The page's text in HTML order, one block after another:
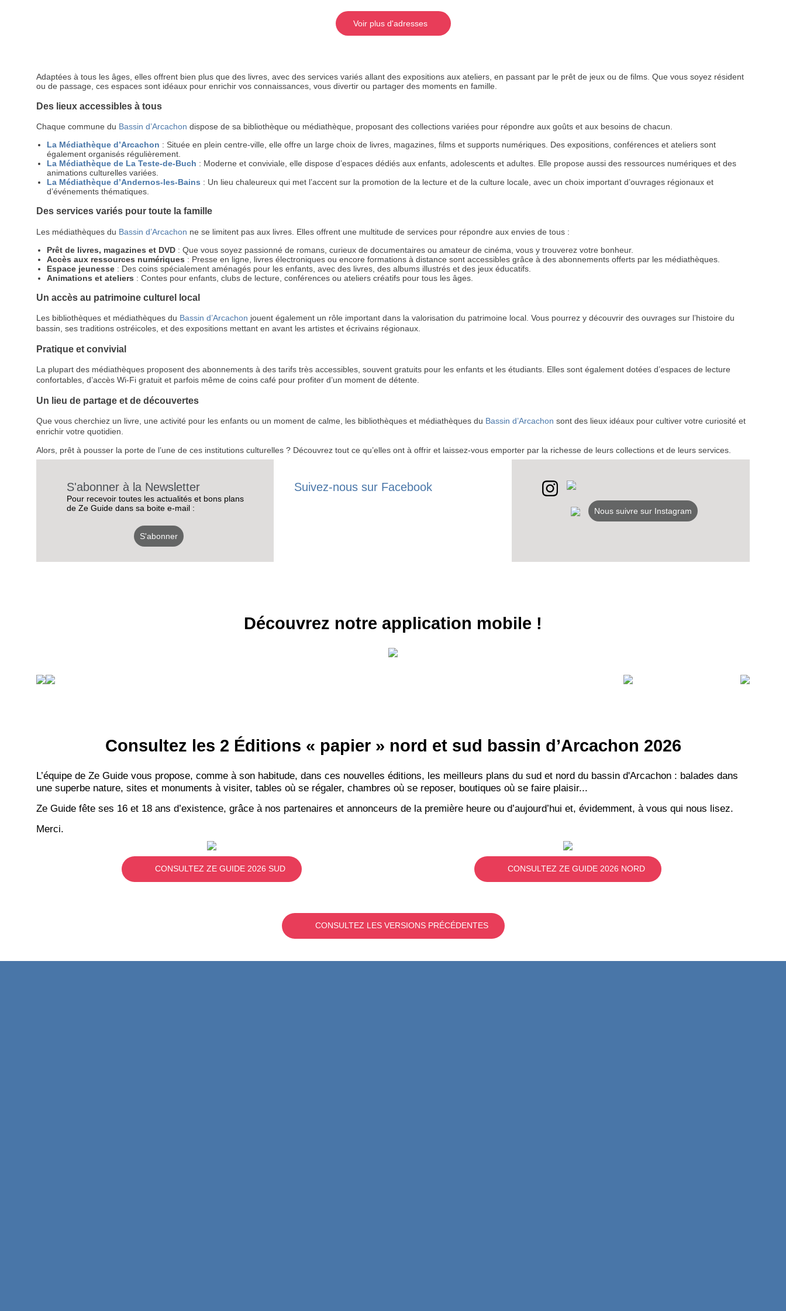
LES
INSCRIPTION NEWSLETTER
S'ABONNER
Voir plus d'adresses
Adaptées à tous les âges, elles offrent bien plus que des livres, avec des services variés allant des expositions aux ateliers, en passant par le prêt de jeux ou de films. Que vous soyez résident
ou de passage, ces espaces sont idéaux pour enrichir vos connaissances, vous divertir ou partager des moments en famille.
Des lieux accessibles à tous
Chaque commune du Bassin d’Arcachon dispose de sa bibliothèque ou médiathèque, proposant des collections variées pour répondre aux goûts et aux besoins de chacun.
La Médiathèque d’Arcachon : Située en plein centre-ville, elle offre un large choix de livres, magazines, films et supports numériques. Des expositions, conférences et ateliers sont
également organisés régulièrement.
La Médiathèque de La Teste-de-Buch : Moderne et conviviale, elle dispose d’espaces dédiés aux enfants, adolescents et adultes. Elle propose aussi des ressources numériques et des
animations culturelles variées.
La Médiathèque d’Andernos-les-Bains : Un lieu chaleureux qui met l’accent sur la promotion de la lecture et de la culture locale, avec un choix important d’ouvrages régionaux et
d’événements thématiques.
Des services variés pour toute la famille
Les médiathèques du Bassin d’Arcachon ne se limitent pas aux livres. Elles offrent une multitude de services pour répondre aux envies de tous :
Prêt de livres, magazines et DVD : Que vous soyez passionné de romans, curieux de documentaires ou amateur de cinéma, vous y trouverez votre bonheur.
Accès aux ressources numériques : Presse en ligne, livres électroniques ou encore formations à distance sont accessibles grâce à des abonnements offerts par les médiathèques.
Espace jeunesse : Des coins spécialement aménagés pour les enfants, avec des livres, des albums illustrés et des jeux éducatifs.
Animations et ateliers : Contes pour enfants, clubs de lecture, conférences ou ateliers créatifs pour tous les âges.
Un accès au patrimoine culturel local
Les bibliothèques et médiathèques du Bassin d’Arcachon jouent également un rôle important dans la valorisation du patrimoine local. Vous pourrez y découvrir des ouvrages sur l’histoire du
bassin, ses traditions ostréicoles, et des expositions mettant en avant les artistes et écrivains régionaux.
Pratique et convivial
La plupart des médiathèques proposent des abonnements à des tarifs très accessibles, souvent gratuits pour les enfants et les étudiants. Elles sont également dotées d’espaces de lecture
confortables, d’accès Wi-Fi gratuit et parfois même de coins café pour profiter d’un moment de détente.
Un lieu de partage et de découvertes
Que vous cherchiez un livre, une activité pour les enfants ou un moment de calme, les bibliothèques et médiathèques du Bassin d’Arcachon sont des lieux idéaux pour cultiver votre curiosité et
enrichir votre quotidien.
Alors, prêt à pousser la porte de l’une de ces institutions culturelles ? Découvrez tout ce qu’elles ont à offrir et laissez-vous emporter par la richesse de leurs collections et de leurs services.
S'abonner à la Newsletter
Pour recevoir toutes les actualités et bons plans
de Ze Guide dans sa boite e-mail :
S'abonner
Suivez-nous sur Facebook
Nous suivre sur Instagram
Découvrez notre application mobile !
Consultez les 2 Éditions « papier » nord et sud bassin d’Arcachon 2026
L’équipe de Ze Guide vous propose, comme à son habitude, dans ces nouvelles éditions, les meilleurs plans du sud et nord du bassin d'Arcachon : balades dans
une superbe nature, sites et monuments à visiter, tables où se régaler, chambres où se reposer, boutiques où se faire plaisir...
Ze Guide fête ses 16 et 18 ans d’existence, grâce à nos partenaires et annonceurs de la première heure ou d’aujourd’hui et, évidemment, à vous qui nous lisez.
Merci.
CONSULTEZ ZE GUIDE 2026 SUD CONSULTEZ ZE GUIDE 2026 NORD
CONSULTEZ LES VERSIONS PRÉCÉDENTES